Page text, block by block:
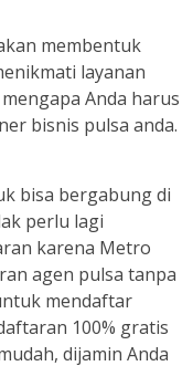
membentuk
layanan
Anda harus
bisnis pulsa anda.
bisa bergabung di
perlu lagi
karena Metro
agen pulsa tanpa
mendaftar
100% gratis
dijamin Anda